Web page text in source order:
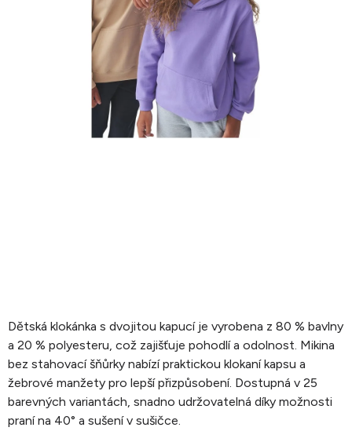
Dětská klokánka s dvojitou kapucí je vyrobena z 80 % bavlny
a 20 % polyesteru, což zajišťuje pohodlí a odolnost. Mikina
bez stahovací šňůrky nabízí praktickou klokaní kapsu a
žebrové manžety pro lepší přizpůsobení. Dostupná v 25
barevných variantách, snadno udržovatelná díky možnosti
praní na 40° a sušení v sušičce.